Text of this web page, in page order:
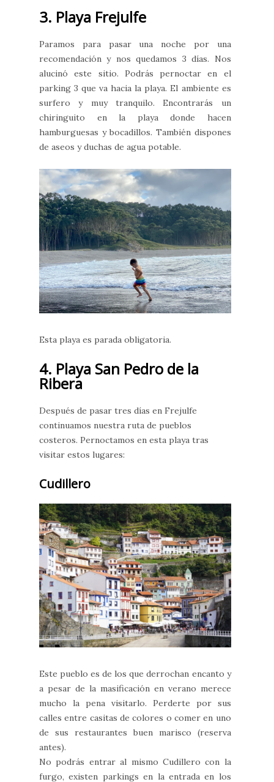
3. Playa Frejulfe
Paramos para pasar una noche por una
recomendación y nos quedamos 3 días. Nos
alucinó este sitio. Podrás pernoctar en el
parking 3 que va hacia la playa. El ambiente es
surfero y muy tranquilo. Encontrarás un
chiringuito en la playa donde hacen
hamburguesas y bocadillos. También dispones
de aseos y duchas de agua potable.
Esta playa es parada obligatoria.
4. Playa San Pedro de la
Ribera
Después de pasar tres días en Frejulfe
continuamos nuestra ruta de pueblos
costeros. Pernoctamos en esta playa tras
visitar estos lugares:
Cudillero
Este pueblo es de los que derrochan encanto y
a pesar de la masificación en verano merece
mucho la pena visitarlo. Perderte por sus
calles entre casitas de colores o comer en uno
de sus restaurantes buen marisco (reserva
antes).
No podrás entrar al mismo Cudillero con la
furgo, existen parkings en la entrada en los